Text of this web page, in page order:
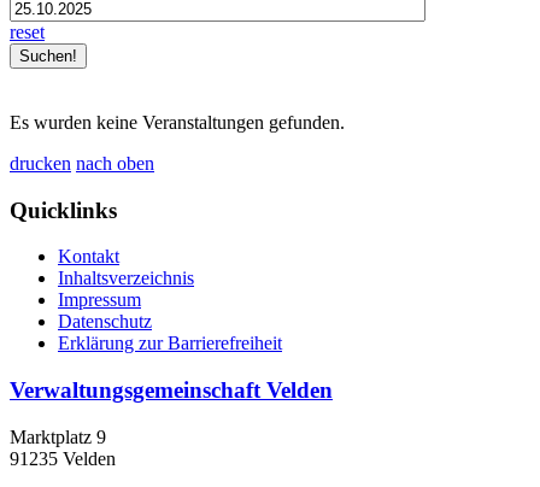
reset
Es wurden keine Veranstaltungen gefunden.
drucken nach oben
Quicklinks
Kontakt
Inhaltsverzeichnis
Impressum
Datenschutz
Erklärung zur Barrierefreiheit
Verwaltungsgemeinschaft Velden
Marktplatz 9
91235 Velden